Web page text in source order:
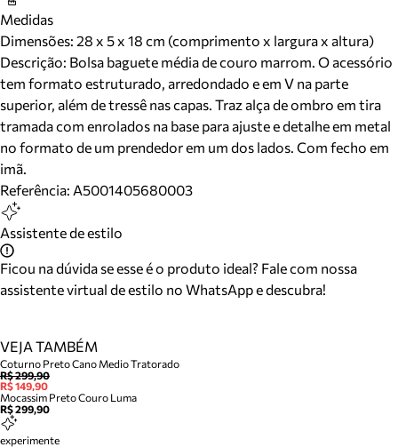
Medidas
Dimensões: 28 x 5 x 18 cm (comprimento x largura x altura)
Descrição: Bolsa baguete média de couro marrom. O acessório
tem formato estruturado, arredondado e em V na parte
superior, além de tressê nas capas. Traz alça de ombro em tira
tramada com enrolados na base para ajuste e detalhe em metal
no formato de um prendedor em um dos lados. Com fecho em
imã.
Referência: A5001405680003
Assistente de estilo
Ficou na dúvida se esse é o produto ideal? Fale com nossa
assistente virtual de estilo no WhatsApp e descubra!
VEJA TAMBÉM
Coturno Preto Cano Medio Tratorado
R$ 299,90
R$ 149,90
Mocassim Preto Couro Luma
R$ 299,90
experimente